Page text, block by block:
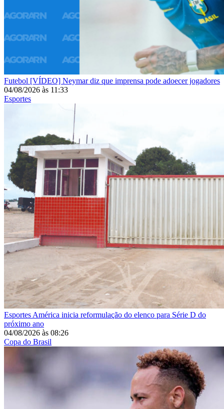
Futebol [VÍDEO] Neymar diz que imprensa pode adoecer jogadores
04/08/2026 às 11:33
Esportes
Esportes América inicia reformulação do elenco para Série D do
próximo ano
04/08/2026 às 08:26
Copa do Brasil